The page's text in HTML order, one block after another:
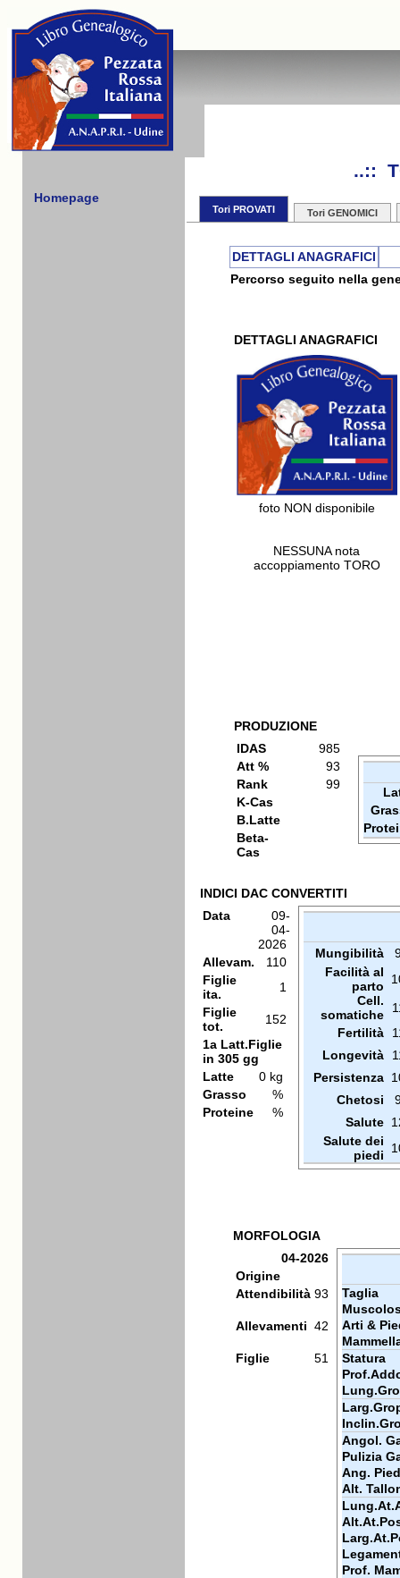
Homepage
..::
Tori PROVATI Tori GENOMICI
DETTAGLI ANAGRAFICI
Percorso seguito nella
DETTAGLI ANAGRAFICI
foto NON disponibile
NESSUNA nota
accoppiamento TORO
PRODUZIONE
IDAS
985
Att %
93
Rank
99
K-Cas
B.Latte
Beta-
Cas
INDICI DAC CONVERTITI
Data
09-
04-
2026
Allevam.
110
Figlie
ita.
1
Figlie
tot.
152
1a Latt.Figlie
in 305 gg
Latte
0 kg
Grasso
%
Proteine
%
Mungibilità
Facilità al
parto
Cell.
somatiche
Fertilità
Longevità
Persistenza
Chetosi
Salute
Salute dei
piedi
MORFOLOGIA
04-2026
Origine
Attendibilità 93
Allevamenti 42
Figlie 51
Taglia
Arti &
Statura
Angol.
Pulizia
Ang.
Alt.
Prof.